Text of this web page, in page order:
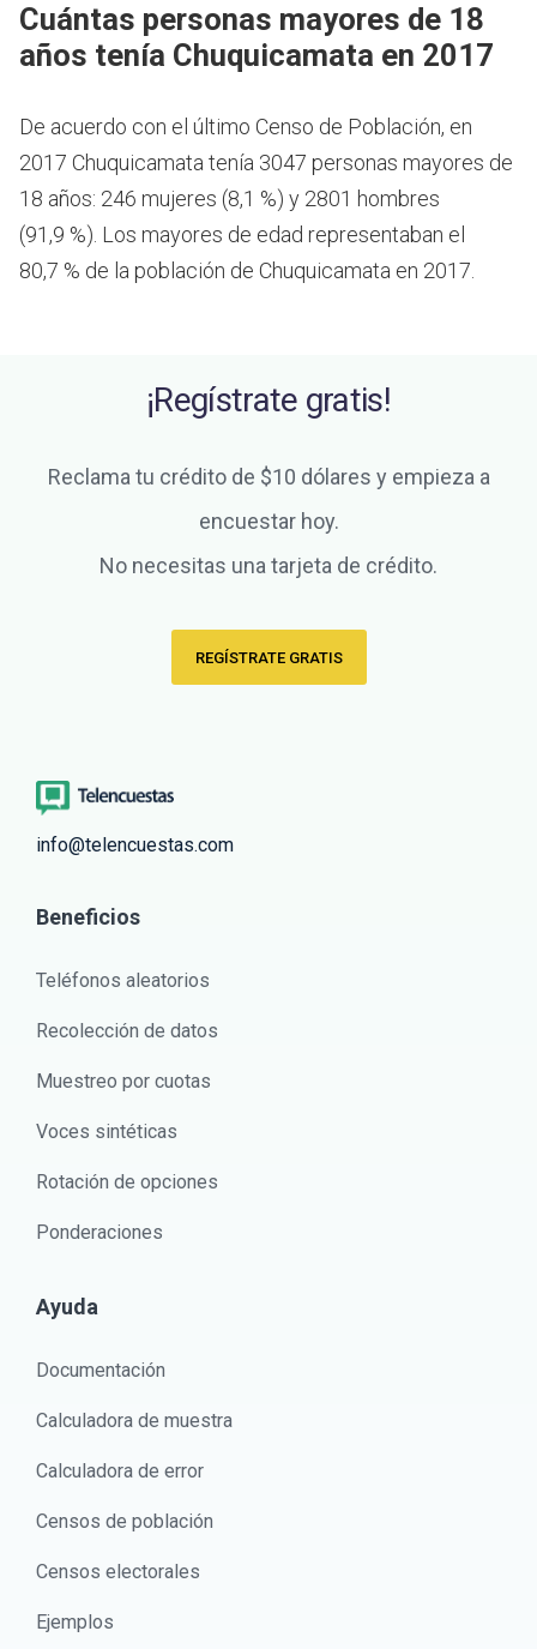
Cuántas personas mayores de 18
años tenía Chuquicamata en 2017
De acuerdo con el último Censo de Población, en
2017 Chuquicamata tenía 3047 personas mayores de
18 años: 246 mujeres (8,1 %) y 2801 hombres
(91,9 %). Los mayores de edad representaban el
80,7 % de la población de Chuquicamata en 2017.
¡Regístrate gratis!
Reclama tu crédito de $10 dólares y empieza a
encuestar hoy.
No necesitas una tarjeta de crédito.
REGÍSTRATE GRATIS
info@telencuestas.com
Beneficios
Teléfonos aleatorios
Recolección de datos
Muestreo por cuotas
Voces sintéticas
Rotación de opciones
Ponderaciones
Ayuda
Documentación
Calculadora de muestra
Calculadora de error
Censos de población
Censos electorales
Ejemplos